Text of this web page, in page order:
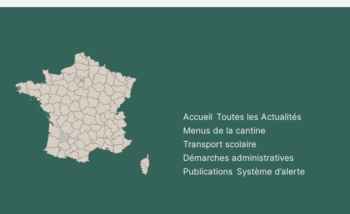
Accueil Toutes les Actualités
Menus de la cantine
Transport scolaire
Démarches administratives
Publications Système d’alerte